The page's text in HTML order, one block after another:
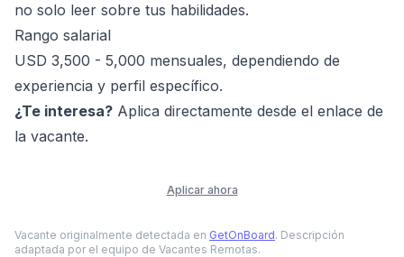
no solo leer sobre tus habilidades.
Rango salarial
USD 3,500 - 5,000 mensuales, dependiendo de
experiencia y perfil específico.
¿Te interesa? Aplica directamente desde el enlace de
la vacante.
Aplicar ahora
Vacante originalmente detectada en GetOnBoard. Descripción
adaptada por el equipo de Vacantes Remotas.